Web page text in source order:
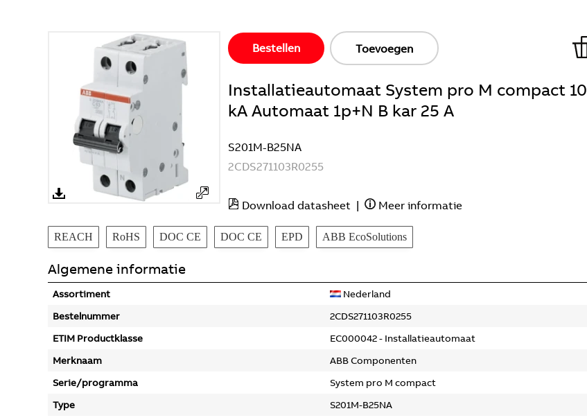
Bestellen Toevoegen
Installatieautomaat System pro M compact 10
kA Automaat 1p+N B kar 25 A
S201M-B25NA
2CDS271103R0255
Download datasheet | Meer informatie
REACH RoHS DOC CE DOC CE EPD ABB EcoSolutions
Algemene informatie
Assortiment
Nederland
Bestelnummer
2CDS271103R0255
ETIM Productklasse
EC000042 - Installatieautomaat
Merknaam
ABB Componenten
Serie/programma
System pro M compact
Type
S201M-B25NA